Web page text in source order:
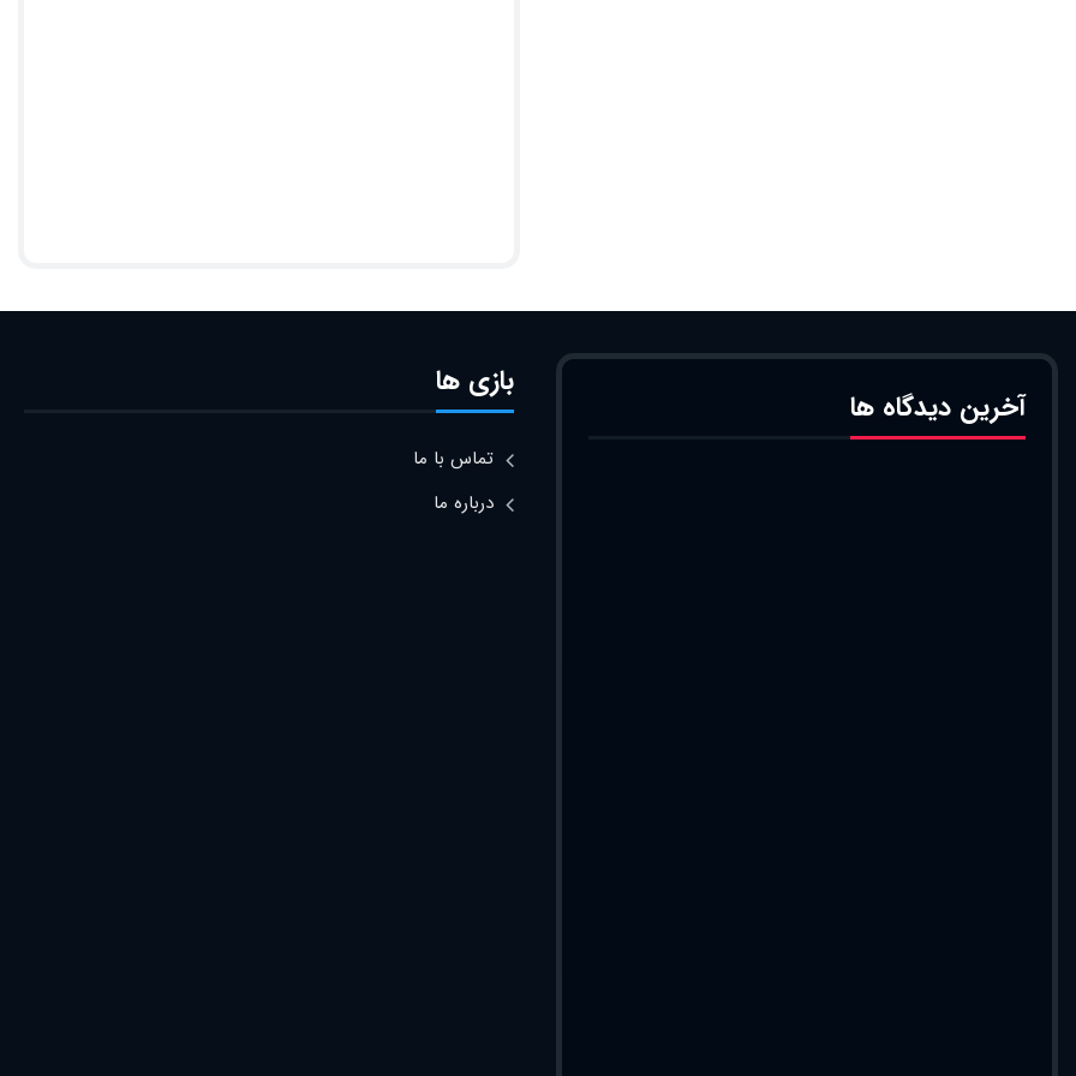
آخرین دیدگاه ها
بازی ها
تماس با ما
درباره ما